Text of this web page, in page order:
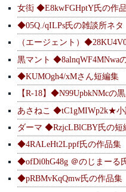
女衒 ◆E8kwFGHptY氏の作
◆05Q./qILPs氏の雑談所ネタ
（エージェント）
黒マント ◆8alnqWF4MNwa
◆KUMOgh4/xMさん短編集
【R-18】◆N99UpbkNMcの
あさねこ ◆tC1gMIWp2k★小
ダーマ ◆RzjcLBlCBY氏の短
◆4RALeHt2Lppf氏の作品集
◆ofDi0hG48g ＠のじまーる
◆pRBMvKqQmw氏の作品集